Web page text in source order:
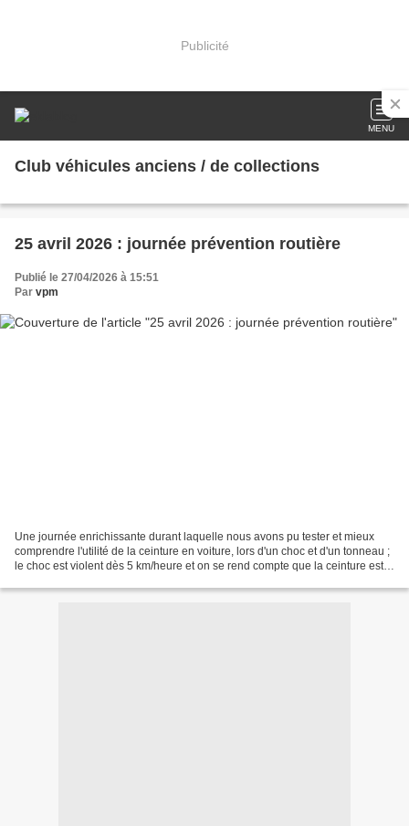
Publicité
MENU
Club véhicules anciens / de collections
25 avril 2026 : journée prévention routière
Publié le 27/04/2026 à 15:51
Par vpm
Une journée enrichissante durant laquelle nous avons pu tester et mieux
comprendre l'utilité de la ceinture en voiture, lors d'un choc et d'un tonneau ;
le choc est violent dès 5 km/heure et on se rend compte que la ceinture est